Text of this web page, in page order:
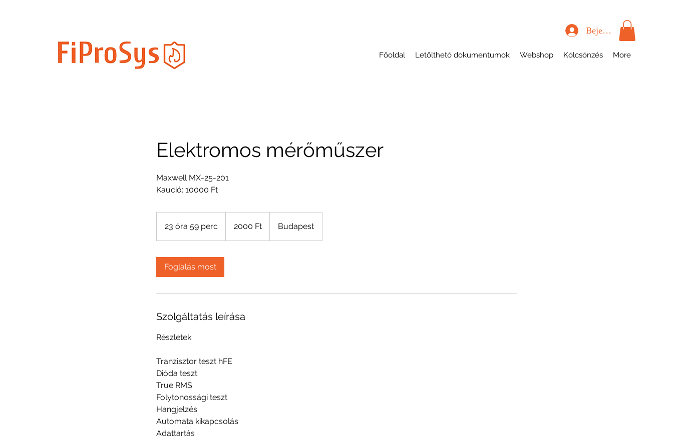
Bejelentkezés
Főoldal Letölthető dokumentumok Webshop Kölcsönzés More
Elektromos mérőműszer
Maxwell MX-25-201
Kaució: 10000 Ft
23 óra 59 perc
3
e
forint2000 Ft Budapest
Foglalás most
Szolgáltatás leírása
Részletek
Tranzisztor teszt hFE
Dióda teszt
True RMS
Folytonossági teszt
Hangjelzés
Automata kikapcsolás
Adattartás